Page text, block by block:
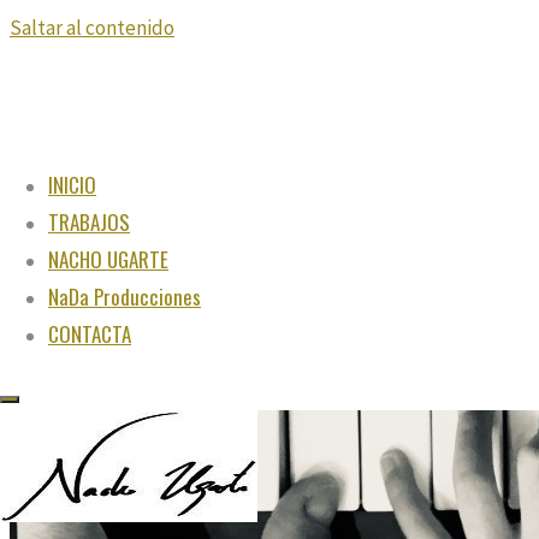
Saltar al contenido
INICIO
TRABAJOS
NACHO UGARTE
NaDa Producciones
CONTACTA
"Juega